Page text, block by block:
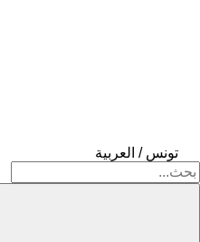
تونس / العربية